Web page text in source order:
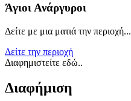
Άγιοι Ανάργυροι
Δείτε με μια ματιά την περιοχή...
Δείτε την περιοχή
Διαφημιστείτε εδώ..
Διαφήμιση